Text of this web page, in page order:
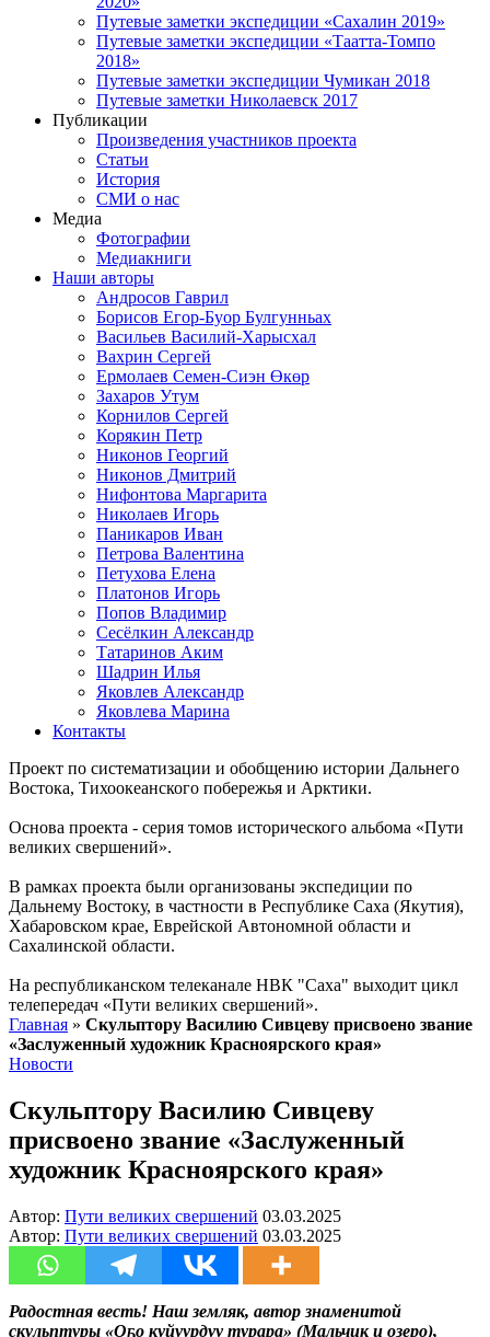
Путевые заметки экспедиции «Сахалин 2019»
Путевые заметки экспедиции «Таатта-Томпо
2018»
Путевые заметки экспедиции Чумикан 2018
Путевые заметки Николаевск 2017
Публикации
Произведения участников проекта
Статьи
История
СМИ о нас
Медиа
Фотографии
Медиакниги
Наши авторы
Андросов Гаврил
Борисов Егор-Буор Булгунньах
Васильев Василий-Харысхал
Вахрин Сергей
Ермолаев Семен-Сиэн Өкөр
Захаров Утум
Корнилов Сергей
Корякин Петр
Никонов Георгий
Никонов Дмитрий
Нифонтова Маргарита
Николаев Игорь
Паникаров Иван
Петрова Валентина
Петухова Елена
Платонов Игорь
Попов Владимир
Сесёлкин Александр
Татаринов Аким
Шадрин Илья
Яковлев Александр
Яковлева Марина
Контакты
Проект по систематизации и обобщению истории Дальнего
Востока, Тихоокеанского побережья и Арктики.
Основа проекта - серия томов исторического альбома «Пути
великих свершений».
В рамках проекта были организованы экспедиции по
Дальнему Востоку, в частности в Республике Саха (Якутия),
Хабаровском крае, Еврейской Автономной области и
Сахалинской области.
На республиканском телеканале НВК "Саха" выходит цикл
телепередач «Пути великих свершений».
Главная » Скульптору Василию Сивцеву присвоено звание
«Заслуженный художник Красноярского края»
Новости
Скульптору Василию Сивцеву
присвоено звание «Заслуженный
художник Красноярского края»
Автор: Пути великих свершений 03.03.2025
Автор: Пути великих свершений 03.03.2025
Радостная весть! Наш земляк, автор знаменитой
скульптуры «Оҕо куйуурдуу турара» (Мальчик и озеро),